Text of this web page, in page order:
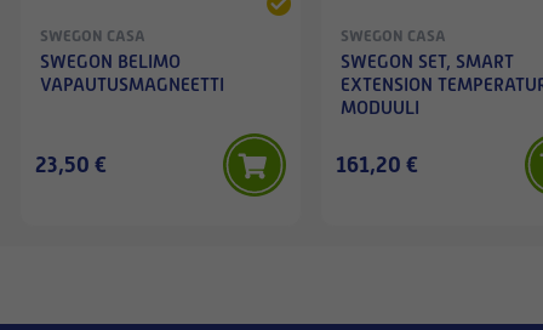
SWEGON CASA
SWEGON BELIMO
VAPAUTUSMAGNEETTI
23,50 €
SWEGON CASA
SWEGON SET, SMART
EXTENSION
MODUULI
161,20 €